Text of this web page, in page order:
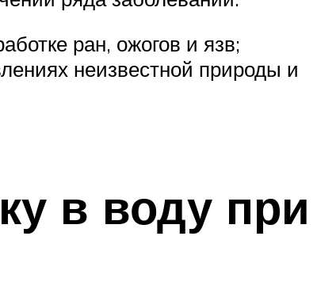
ран, ожогов и язв;
неизвестной природы и
в воду при